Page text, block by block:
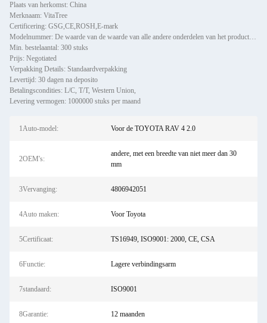
Plaats van herkomst: China
Merknaam: VitaTree
Certificering: GSG,CE,ROSH,E-mark
Modelnummer: De waarde van de waarde van alle andere onderdelen van het product wordt berekend aan de hand van de
Min. bestelaantal: 300 stuks
Prijs: Negotiated
Verpakking Details: Standaardverpakking
Levertijd: 30 dagen na deposito
Betalingscondities: L/C, T/T, Western Union,
Levering vermogen: 1000000 stuks per maand
1Auto-model: Voor de TOYOTA RAV 4 2.0
2OEM's:
andere, met een breedte van niet meer dan 30
mm
3Vervanging: 4806942051
4Auto maken: Voor Toyota
5Certificaat: TS16949, ISO9001: 2000, CE, CSA
6Functie: Lagere verbindingsarm
7standaard: ISO9001
8Garantie: 12 maanden